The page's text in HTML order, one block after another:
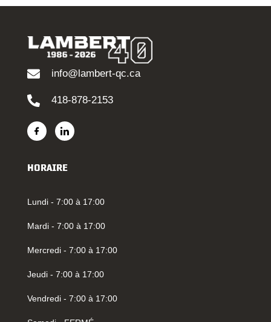
info@lambert-qc.ca
418-878-2153
HORAIRE
Lundi - 7:00 à 17:00
Mardi - 7:00 à 17:00
Mercredi - 7:00 à 17:00
Jeudi - 7:00 à 17:00
Vendredi - 7:00 à 17:00